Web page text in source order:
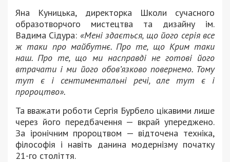
Яна Куницька, директорка Школи сучасного
образотворчого мистецтва та дизайну ім.
Вадима Сідура: «Мені здається, що його серія все
ж таки про майбутнє. Про те, що Крим таки
наш. Про те, що ми насправді не готові його
втрачати і ми його обов’язково повернемо. Тому
тут є і сентиментальні речі, але тут є і
пророцтво».
Та вважати роботи Сергія Бурбело цікавими лише
через його передбачення — вкрай упереджено.
За іронічним пророцтвом — відточена техніка,
філософія і навіть данина модернізму початку
21-го століття.